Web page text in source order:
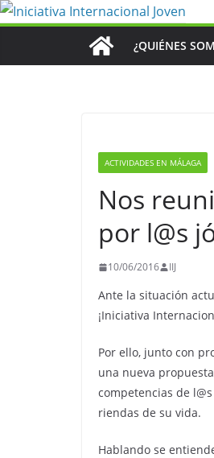
Saltar
¿QUIÉNES
ACTIVIDADES EN MÁLAGA
Nos
por l@s
10/06/2016 IIJ
Ante la situación
¡Iniciativa
Por ello, junto con
una nueva
competencias de
riendas de su vida.
Hablando se